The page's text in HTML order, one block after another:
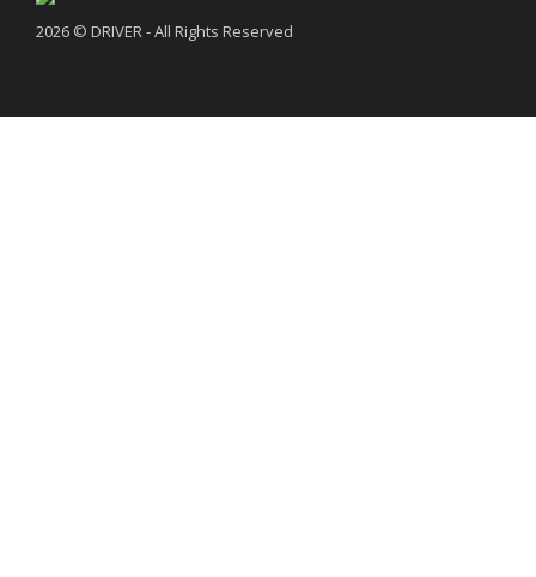
2026 © DRIVER - All Rights Reserved